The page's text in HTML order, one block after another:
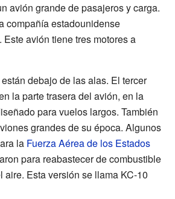
avión grande de pasajeros y carga.
compañía estadounidense
. Este avión tiene tres motores a
debajo de las alas. El tercer
la parte trasera del avión, en la
para vuelos largos. También
grandes de su época. Algunos
la Fuerza Aérea de los Estados
para reabastecer de combustible
aire. Esta versión se llama KC-10